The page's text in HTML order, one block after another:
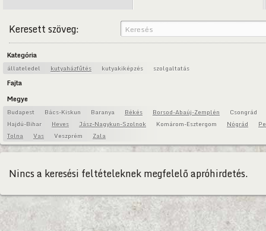
Keresett szöveg:
Kategória
állateledel kutyaházfűtés kutyakiképzés szolgaltatás
Fajta
Megye
Budapest Bács-Kiskun Baranya Békés Borsod-Abaúj-Zemplén
Csongrád
Hajdú-Bihar
Heves Jász-Nagykun-Szolnok Komárom-Esztergom Nógrád
Tolna
Vas Veszprém Zala
Nincs a keresési feltételeknek megfelelő apróhirdetés.